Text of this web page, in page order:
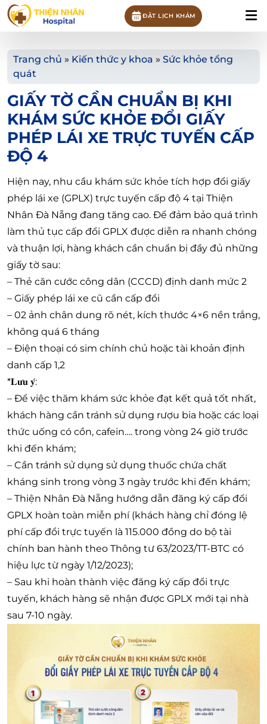
ĐẶT LỊCH KHÁM
Trang chủ » Kiến thức y khoa » Sức khỏe tổng
quát
GIẤY TỜ CẦN CHUẨN BỊ KHI
KHÁM SỨC KHỎE ĐỔI GIẤY
PHÉP LÁI XE TRỰC TUYẾN CẤP
ĐỘ 4
Hiện nay, nhu cầu khám sức khỏe tích hợp đổi giấy
phép lái xe (GPLX) trực tuyến cấp độ 4 tại Thiện
Nhân Đà Nẵng đang tăng cao. Để đảm bảo quá trình
làm thủ tục cấp đổi GPLX được diễn ra nhanh chóng
và thuận lợi, hàng khách cần chuẩn bị đầy đủ những
giấy tờ sau:
– Thẻ căn cước công dân (CCCD) định danh mức 2
– Giấy phép lái xe cũ cần cấp đổi
– 02 ảnh chân dung rõ nét, kích thước 4×6 nền trắng,
không quá 6 tháng
– Điện thoại có sim chính chủ hoặc tài khoản định
danh cấp 1,2
*𝐋𝐮̛𝐮 𝐲́:
– Để việc thăm khám sức khỏe đạt kết quả tốt nhất,
khách hàng cần tránh sử dụng rượu bia hoặc các loại
thức uống có cồn, cafein…. trong vòng 24 giờ trước
khi đến khám;
– Cần tránh sử dụng sử dụng thuốc chứa chất
kháng sinh trong vòng 3 ngày trước khi đến khám;
– Thiện Nhân Đà Nẵng hướng dẫn đăng ký cấp đổi
GPLX hoàn toàn miễn phí (khách hàng chỉ đóng lệ
phí cấp đổi trực tuyến là 115.000 đồng do bộ tài
chính ban hành theo Thông tư 63/2023/TT-BTC có
hiệu lực từ ngày 1/12/2023);
– Sau khi hoàn thành việc đăng ký cấp đổi trực
tuyến, khách hàng sẽ nhận được GPLX mới tại nhà
sau 7-10 ngày.